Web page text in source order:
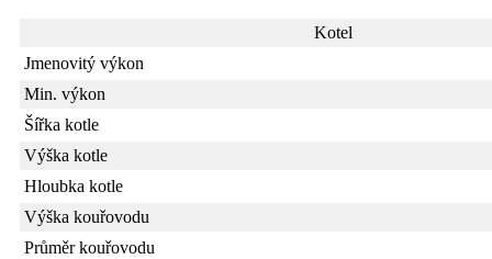
Kotel
Jmenovitý výkon
Min. výkon
Šířka kotle
Výška kotle
Hloubka kotle
Výška kouřovodu
Průměr kouřovodu